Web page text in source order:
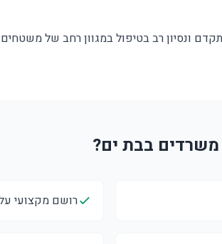
ונסיון רב בטיפול במגוון רחב של
רושם מקצועי